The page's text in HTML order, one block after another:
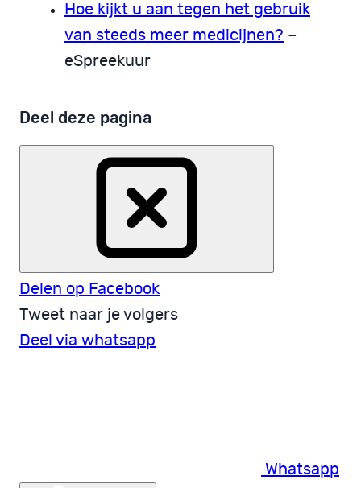
Hoe kijkt u aan tegen het gebruik
van steeds meer medicijnen? –
eSpreekuur
Deel deze pagina
Delen op Facebook
Tweet naar je volgers
Deel via whatsapp
Whatsapp